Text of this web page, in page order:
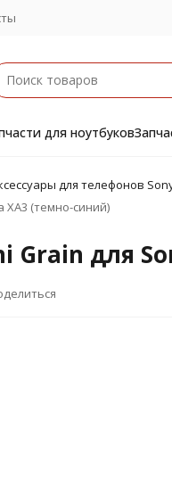
для ноутбуков
для телефонов
XA3 (темно-синий)
Grain для